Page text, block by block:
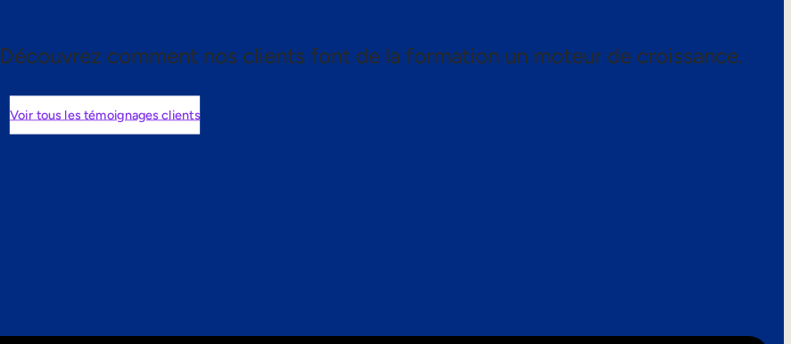
Découvrez comment nos clients font de la formation un moteur de croissance.
Voir tous les témoignages clients